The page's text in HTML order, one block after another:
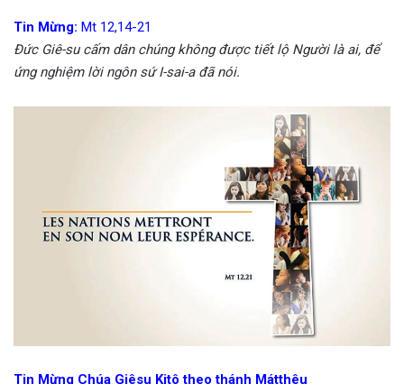
Tin Mừng: Mt 12,14-21
Đức Giê-su cấm dân chúng không được tiết lộ Người là ai, để
ứng nghiệm lời ngôn sứ I-sai-a đã nói.
Tin Mừng Chúa Giêsu Kitô theo thánh Mátthêu